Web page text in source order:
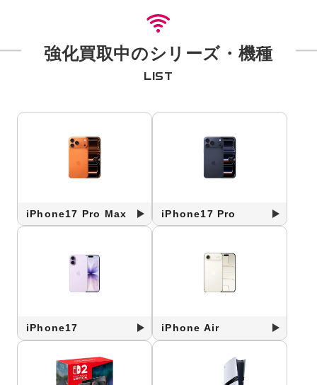
強化買取中のシリーズ・機種
LIST
iPhone17 Pro Max iPhone17 Pro
iPhone17 iPhone Air